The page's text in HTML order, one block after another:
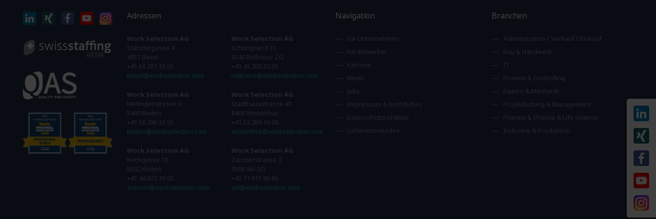
Adressen
Work Selection AG
Stänzlergasse 4
4051 Basel
+41 61 281 33 55
basel@workselection.com
Work Selection AG
Mellingerstrasse 6
5400 Baden
+41 56 296 33 55
baden@workselection.com
Work Selection AG
Kirchgasse 33
8302 Kloten
+41 44 872 70 00
zuerich@workselection.com
Work Selection AG
Schöngrund 31
6343 Rotkreuz ZG
+41 41 203 33 55
rotkreuz@workselection.com
Work Selection AG
Stadthausstrasse 43
8400 Winterthur
+41 52 269 10 00
winterthur@workselection.com
Work Selection AG
Zürcherstrasse 2
9500 Wil SG
+41 71 913 80 80
wil@workselection.com
Navigation
Für Unternehmen
Für Bewerber
Karriere
News
Jobs
Impressum & Rechtliches
Datenschutzrichtlinie
Lieferantenkodex
Branchen
Administration / Verkauf / Einkauf
Bau & Handwerk
IT
Finance & Controlling
Elektro & Mechanik
Projektleitung & Management
Pharma & Chemie & Life Science
Industrie & Produktion